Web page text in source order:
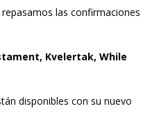
las confirmaciones
Kvelertak, While
disponibles con su nuevo